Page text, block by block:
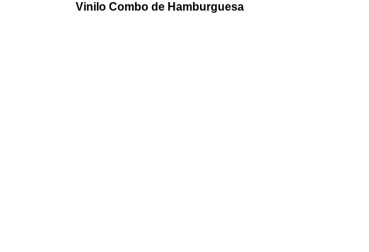
Vinilo Combo de Hamburguesa